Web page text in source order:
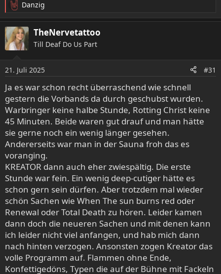
R
e
a
k
t
n
e
n
:
Danzig
TheNervetattoo
Till Deaf Do Us Part
21. Juli 2025 #31
Ja es war schon recht überraschend wie schnell
gestern die Vorbands da durch geschubst wurden.
Warbringer keine halbe Stunde, Rotting Christ keine
45 Minuten. Beide waren gut drauf und man hätte
sie gerne noch ein wenig länger gesehen.
Andererseits war man in der Sauna froh das es
voranging.
KREATOR dann auch eher zwiespältig. Die erste
Stunde war fein. Ein wenig deep-cutiger hätte es
schon gern sein dürfen. Aber trotzdem mal wieder
schön Sachen wie When The sun burns red oder
Renewal oder Total Death zu hören. Leider kamen
dann doch die neueren Sachen und mit denen kann
ich leider nicht viel anfangen, und hab mich dann
nach hinten verzogen. Ansonsten zogen Kreator das
volle Programm auf. Flammen ohne Ende,
Konfettigedöns, Typen die auf der Bühne mit Fackeln